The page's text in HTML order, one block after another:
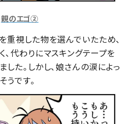
親のエゴ②
重視した物を選んでいたため、
、代わりにマスキングテープを
た。しかし、娘さんの涙によっ
です。